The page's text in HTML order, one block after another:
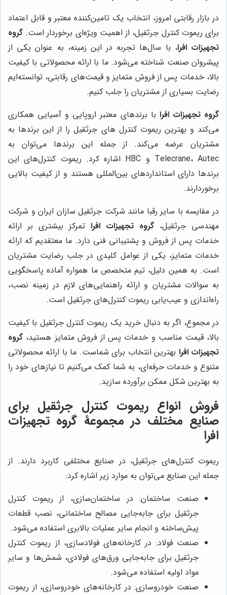
در بازار رقابتی امروز، انتخاب یک تامین‌کننده معتبر و قابل اعتماد
برای ریموت کنترل جرثقیل، از اهمیت ویژه‌ای برخوردار است. گروه
تجهیزات افرا، با سال‌ها تجربه در این زمینه، به عنوان یکی از
پیشروان صنعت شناخته می‌شود. ما با ارائه محصولاتی با کیفیت
بالا، خدمات پس از فروش متمایز و قیمت‌های رقابتی، توانسته‌ایم
رضایت بسیاری از مشتریان را جلب کنیم.
گروه تجهیزات افرا با برندهای معتبر اروپایی و آسیایی همکاری
می‌کند و بهترین ریموت کنترل های جرثقیل را از این برندها به
مشتریان عرضه می‌کند. از جمله این برندها می‌توان به
Telecrane، Autec و HBC اشاره کرد. ریموت کنترل‌های این
برندها دارای استانداردهای بین‌المللی هستند و از کیفیت بالایی
برخوردارند.
در مقایسه با سایر رقبا مانند شرکت جرثقیل سازان ایران و شرکت
مهندسی جرثقیل، گروه تجهیزات افرا تمرکز بیشتری بر ارائه
خدمات پس از فروش و پشتیبانی فنی دارد. ما معتقدیم که ارائه
خدمات متمایز، یکی از عوامل کلیدی در جلب رضایت مشتریان
است. به همین دلیل، تیم متخصص ما همواره آماده پاسخگویی
به سوالات مشتریان و ارائه راهنمایی‌های لازم در زمینه نصب،
راه‌اندازی و عیب‌یابی ریموت کنترل‌های جرثقیل است.
در مجموع، اگر به دنبال خرید یک ریموت کنترل جرثقیل با کیفیت
بالا، قیمت مناسب و خدمات پس از فروش متمایز هستید، گروه
تجهیزات افرا بهترین انتخاب برای شماست. ما با ارائه محصولاتی
متنوع و خدمات حرفه‌ای، به شما کمک می‌کنیم تا نیازهای خود را
به بهترین شکل ممکن برآورده سازید.
فروش انواع ریموت کنترل جرثقیل برای
صنایع مختلف در مجموعۀ گروه تجهیزات
افرا
ریموت کنترل‌های جرثقیل، در صنایع مختلفی کاربرد دارند. از
جمله این صنایع می‌توان به موارد زیر اشاره کرد:
صنعت ساختمان: در ساختمان‌سازی، از ریموت کنترل
جرثقیل برای جابه‌جایی مصالح ساختمانی، نصب قطعات
پیش‌ساخته و انجام سایر عملیات بالابری استفاده می‌شود.
صنعت فولاد: در کارخانه‌های فولادسازی، از ریموت کنترل
جرثقیل برای جابه‌جایی ورق‌های فولادی، شمش‌ها و سایر
مواد اولیه استفاده می‌شود.
صنعت خودروسازی: در کارخانه‌های خودروسازی، از ریموت